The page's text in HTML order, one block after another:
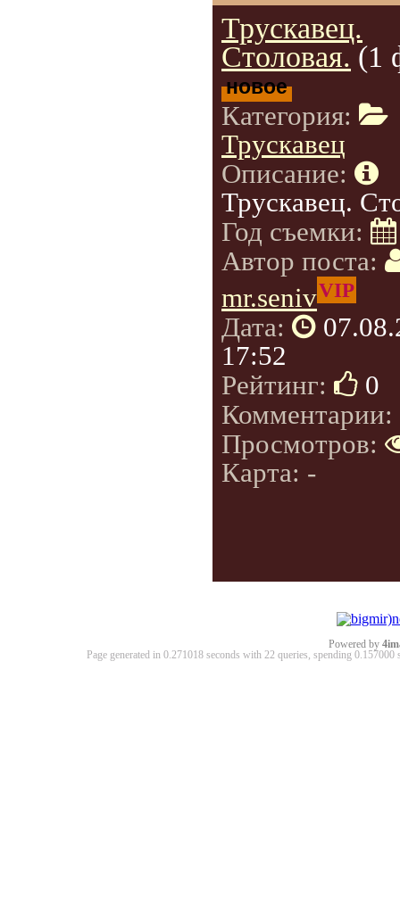
Трускавец.
Столовая. (1
новое
Категория:
Трускавец
Описание:
Трускавец.
Год съемки:
Автор поста:
mr.senivVIP
Дата:
17:52
Рейтинг:
0
Комментарии:
Просмотров:
Карта: -
Powered by
Page generated in 0.271018 seconds with 22 queries, spending